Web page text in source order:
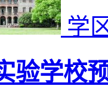
学
验学校